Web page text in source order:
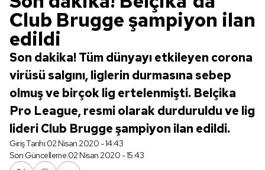
Club Brugge şampiyon ilan
edildi
Son dakika! Tüm dünyayı etkileyen corona
virüsü salgını, liglerin durmasına sebep
olmuş ve birçok lig ertelenmişti. Belçika
Pro League, resmi olarak durduruldu ve lig
lideri Club Brugge şampiyon ilan edildi.
Giriş Tarihi:02 Nisan 2020 - 14:43
Son Güncelleme:02 Nisan 2020 - 15:43